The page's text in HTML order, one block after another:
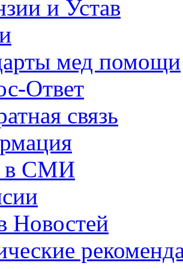
и Устав
мед помощи
Ответ
связь
в СМИ
Новостей